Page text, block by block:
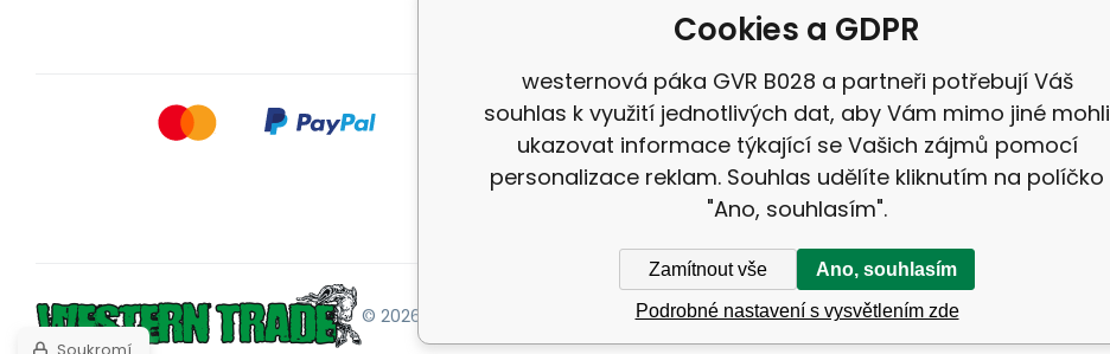
© 2026 |
Cookies a GDPR
westernová páka GVR B028 a partneři potřebují Váš
souhlas k využití jednotlivých dat, aby Vám mimo jiné mohli
ukazovat informace týkající se Vašich zájmů pomocí
personalizace reklam. Souhlas udělíte kliknutím na políčko
"Ano, souhlasím".
Zamítnout vše Ano, souhlasím
Podrobné nastavení s vysvětlením zde